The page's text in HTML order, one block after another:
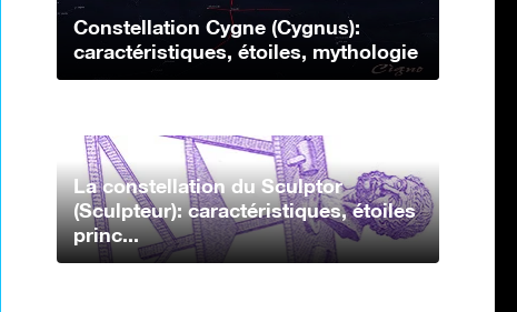
Constellation Cygne (Cygnus):
caractéristiques, étoiles, mythologie
La constellation du Sculptor
(Sculpteur): caractéristiques, étoiles
princ...